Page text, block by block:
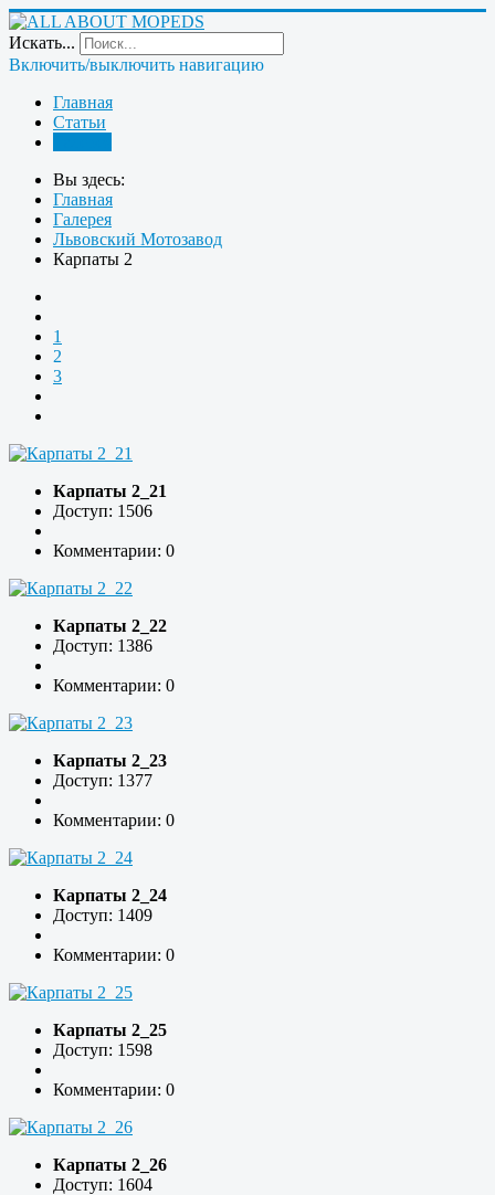
Искать...
Включить/выключить навигацию
Главная
Статьи
Вы здесь:
Главная
Галерея
Львовский Мотозавод
Карпаты 2
1
2
3
Карпаты 2_21
Доступ: 1506
Комментарии: 0
Карпаты 2_22
Доступ: 1386
Комментарии: 0
Карпаты 2_23
Доступ: 1377
Комментарии: 0
Карпаты 2_24
Доступ: 1409
Комментарии: 0
Карпаты 2_25
Доступ: 1598
Комментарии: 0
Карпаты 2_26
Доступ: 1604